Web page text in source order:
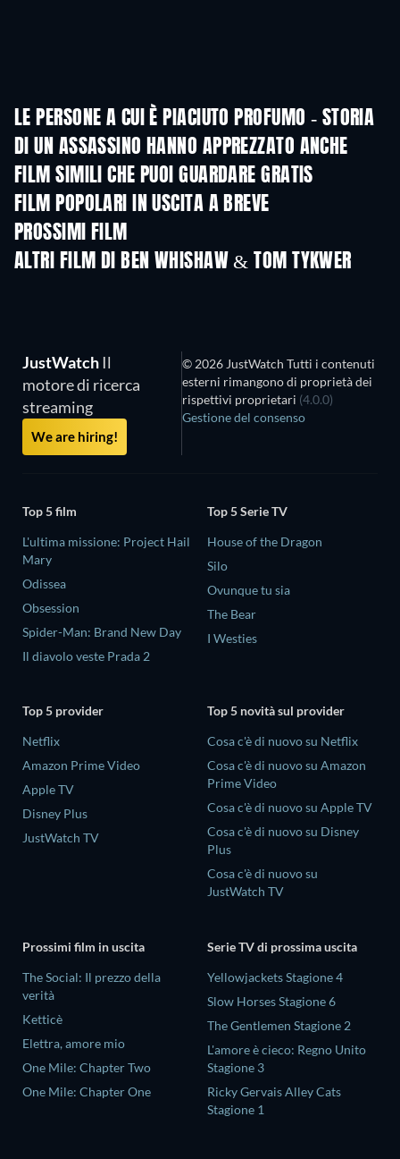
LE PERSONE A CUI È PIACIUTO PROFUMO - STORIA
DI UN ASSASSINO HANNO APPREZZATO ANCHE
FILM SIMILI CHE PUOI GUARDARE GRATIS
FILM POPOLARI IN USCITA A BREVE
PROSSIMI FILM
ALTRI FILM DI BEN WHISHAW & TOM TYKWER
JustWatch Il
motore di ricerca
streaming
We are hiring!
© 2026 JustWatch Tutti i contenuti
esterni rimangono di proprietà dei
rispettivi proprietari (4.0.0)
Gestione del consenso
Top 5 film
L'ultima missione: Project Hail
Mary
Odissea
Obsession
Spider-Man: Brand New Day
Il diavolo veste Prada 2
Top 5 Serie TV
House of the Dragon
Silo
Ovunque tu sia
The Bear
I Westies
Top 5 provider
Netflix
Amazon Prime Video
Apple TV
Disney Plus
JustWatch TV
Top 5 novità sul provider
Cosa c'è di nuovo su Netflix
Cosa c'è di nuovo su Amazon
Prime Video
Cosa c'è di nuovo su Apple TV
Cosa c'è di nuovo su Disney
Plus
Cosa c'è di nuovo su
JustWatch TV
Prossimi film in uscita
The Social: Il prezzo della
verità
Ketticè
Elettra, amore mio
One Mile: Chapter Two
One Mile: Chapter One
Serie TV di prossima uscita
Yellowjackets Stagione 4
Slow Horses Stagione 6
The Gentlemen Stagione 2
L'amore è cieco: Regno Unito
Stagione 3
Ricky Gervais Alley Cats
Stagione 1